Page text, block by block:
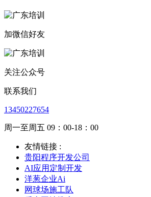
加微信好友
关注公众号
联系我们
13450227654
周一至周五 09：00-18：00
友情链接 :
贵阳程序开发公司
AI应用定制开发
洋葱企业Ai
网球场施工队